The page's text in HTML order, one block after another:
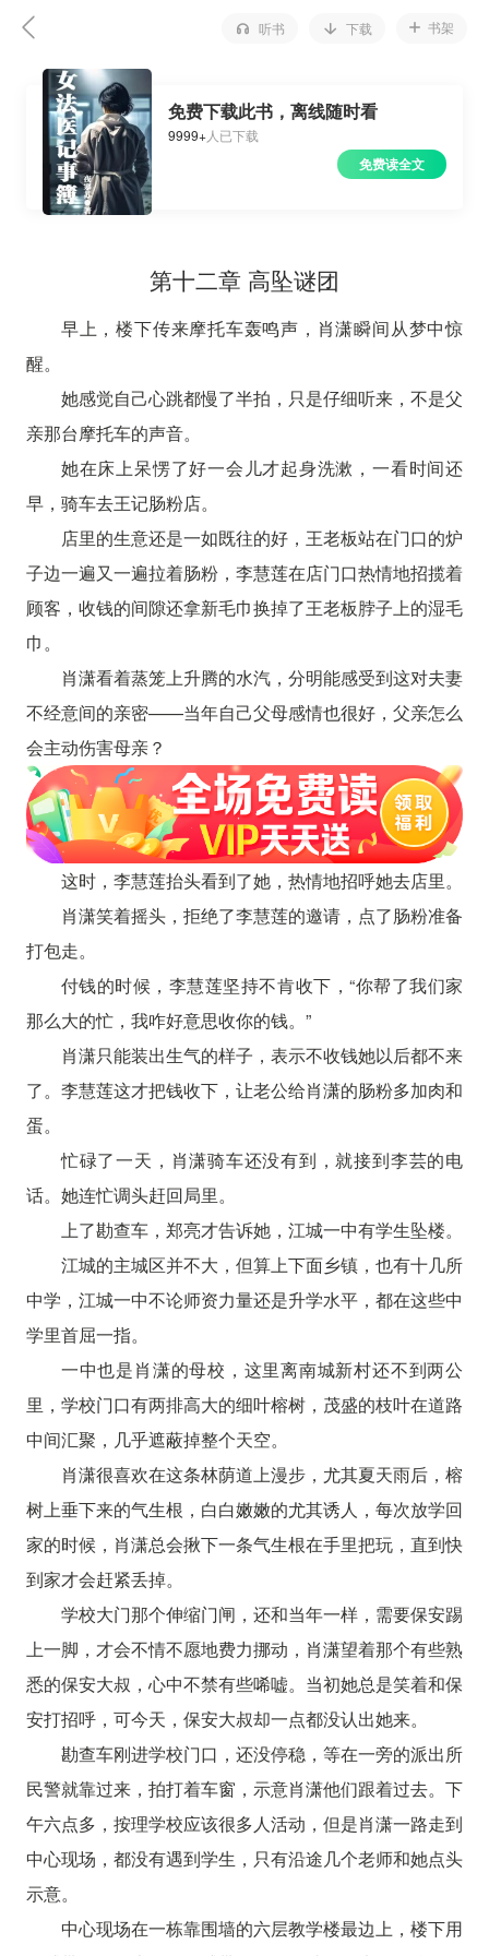
听书 下载 书架
免费下载此书，离线随时看
9999+人已下载
免费读全文
第十二章 高坠谜团
早上，楼下传来摩托车轰鸣声，肖潇瞬间从梦中惊
醒。
她感觉自己心跳都慢了半拍，只是仔细听来，不是父
亲那台摩托车的声音。
她在床上呆愣了好一会儿才起身洗漱，一看时间还
早，骑车去王记肠粉店。
店里的生意还是一如既往的好，王老板站在门口的炉
子边一遍又一遍拉着肠粉，李慧莲在店门口热情地招揽着
顾客，收钱的间隙还拿新毛巾换掉了王老板脖子上的湿毛
巾。
肖潇看着蒸笼上升腾的水汽，分明能感受到这对夫妻
不经意间的亲密——当年自己父母感情也很好，父亲怎么
会主动伤害母亲？
这时，李慧莲抬头看到了她，热情地招呼她去店里。
肖潇笑着摇头，拒绝了李慧莲的邀请，点了肠粉准备
打包走。
付钱的时候，李慧莲坚持不肯收下，“你帮了我们家
那么大的忙，我咋好意思收你的钱。”
肖潇只能装出生气的样子，表示不收钱她以后都不来
了。李慧莲这才把钱收下，让老公给肖潇的肠粉多加肉和
蛋。
忙碌了一天，肖潇骑车还没有到，就接到李芸的电
话。她连忙调头赶回局里。
上了勘查车，郑亮才告诉她，江城一中有学生坠楼。
江城的主城区并不大，但算上下面乡镇，也有十几所
中学，江城一中不论师资力量还是升学水平，都在这些中
学里首屈一指。
一中也是肖潇的母校，这里离南城新村还不到两公
里，学校门口有两排高大的细叶榕树，茂盛的枝叶在道路
中间汇聚，几乎遮蔽掉整个天空。
肖潇很喜欢在这条林荫道上漫步，尤其夏天雨后，榕
树上垂下来的气生根，白白嫩嫩的尤其诱人，每次放学回
家的时候，肖潇总会揪下一条气生根在手里把玩，直到快
到家才会赶紧丢掉。
学校大门那个伸缩门闸，还和当年一样，需要保安踢
上一脚，才会不情不愿地费力挪动，肖潇望着那个有些熟
悉的保安大叔，心中不禁有些唏嘘。当初她总是笑着和保
安打招呼，可今天，保安大叔却一点都没认出她来。
勘查车刚进学校门口，还没停稳，等在一旁的派出所
民警就靠过来，拍打着车窗，示意肖潇他们跟着过去。下
午六点多，按理学校应该很多人活动，但是肖潇一路走到
中心现场，都没有遇到学生，只有沿途几个老师和她点头
示意。
中心现场在一栋靠围墙的六层教学楼最边上，楼下用